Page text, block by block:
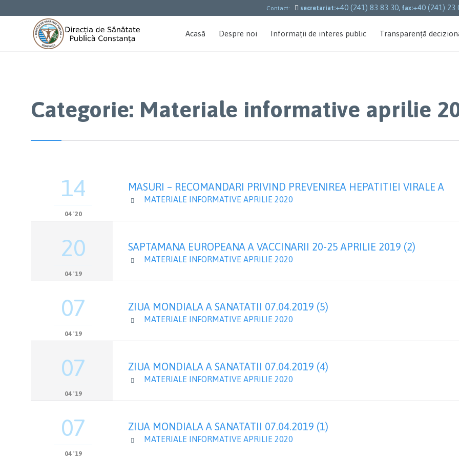
Contact:  secretariat:+40 (241) 83 83 30, fax:+40 (241) 23
Acasă Despre noi Informații de interes public Transparență
Categorie: Materiale informative aprilie
14
04 '20
MASURI – RECOMANDARI PRIVIND PREVENIREA HEPATITIEI VIRALE A
 CATEGORY
MATERIALE INFORMATIVE APRILIE 2020
20
04 '19
SAPTAMANA EUROPEANA A VACCINARII 20-25 APRILIE 2019 (2)
 CATEGORY
MATERIALE INFORMATIVE APRILIE 2020
07
04 '19
ZIUA MONDIALA A SANATATII 07.04.2019 (5)
 CATEGORY
MATERIALE INFORMATIVE APRILIE 2020
07
04 '19
ZIUA MONDIALA A SANATATII 07.04.2019 (4)
 CATEGORY
MATERIALE INFORMATIVE APRILIE 2020
07
04 '19
ZIUA MONDIALA A SANATATII 07.04.2019 (1)
 CATEGORY
MATERIALE INFORMATIVE APRILIE 2020